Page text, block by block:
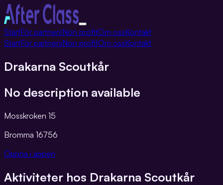
Växla
navigation
StartFör partnersNon profitOm ossKontakt
StartFör partnersNon profitOm ossKontakt
Drakarna Scoutkår
No description available
Mosskroken 15
Bromma 16756
Öppna i appen
Aktiviteter hos Drakarna Scoutkår